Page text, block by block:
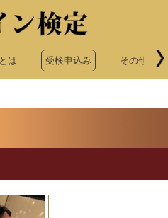
は 受検申込み その他申込